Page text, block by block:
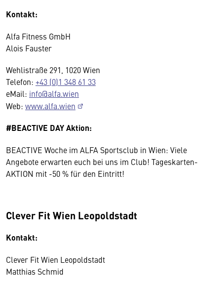
Kontakt:
Alfa Fitness GmbH
Alois Fauster
Wehlistraße 291, 1020 Wien
Telefon: +43 (0)1 348 61 33
eMail: info@alfa.wien
Web: www.alfa.wien
#BEACTIVE DAY Aktion:
BEACTIVE Woche im ALFA Sportsclub in Wien: Viele
Angebote erwarten euch bei uns im Club! Tageskarten-
AKTION mit -50 % für den Eintritt!
Clever Fit Wien Leopoldstadt
Kontakt:
Clever Fit Wien Leopoldstadt
Matthias Schmid